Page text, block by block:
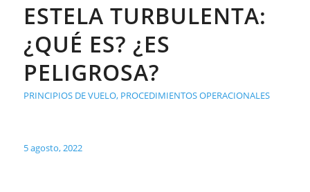
ESTELA TURBULENTA:
¿QUÉ ES? ¿ES
PELIGROSA?
PRINCIPIOS DE VUELO, PROCEDIMIENTOS OPERACIONALES
5 agosto, 2022